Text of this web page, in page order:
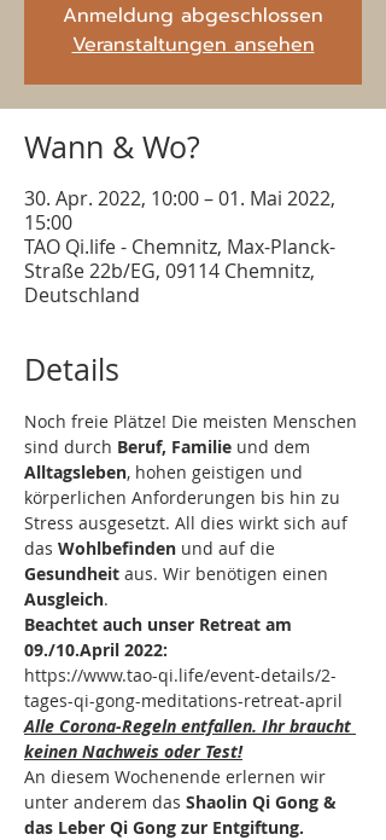
Anmeldung abgeschlossen
Veranstaltungen ansehen
Wann & Wo?
30. Apr. 2022, 10:00 – 01. Mai 2022,
15:00
TAO Qi.life - Chemnitz, Max-Planck-
Straße 22b/EG, 09114 Chemnitz,
Deutschland
Details
Noch freie Plätze! Die meisten Menschen
sind durch Beruf, Familie und dem
Alltagsleben, hohen geistigen und
körperlichen Anforderungen bis hin zu
Stress ausgesetzt. All dies wirkt sich auf
das Wohlbefinden und auf die
Gesundheit aus. Wir benötigen einen
Ausgleich.
Beachtet auch unser Retreat am
09./10.April 2022:
https://www.tao-qi.life/event-details/2-
tages-qi-gong-meditations-retreat-april
Alle Corona-Regeln entfallen. Ihr braucht
keinen Nachweis oder Test!
An diesem Wochenende erlernen wir
unter anderem das Shaolin Qi Gong &
das Leber Qi Gong zur Entgiftung.